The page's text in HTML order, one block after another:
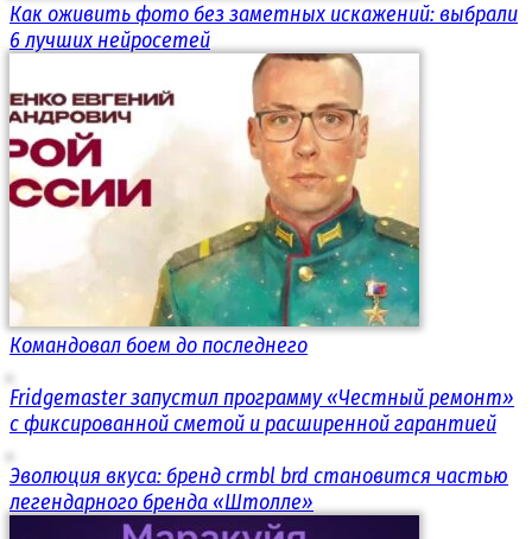
Как оживить фото без заметных искажений: выбрали
6 лучших нейросетей
Командовал боем до последнего
Fridgemaster запустил программу «Честный ремонт»
с фиксированной сметой и расширенной гарантией
Эволюция вкуса: бренд crmbl brd становится частью
легендарного бренда «Штолле»